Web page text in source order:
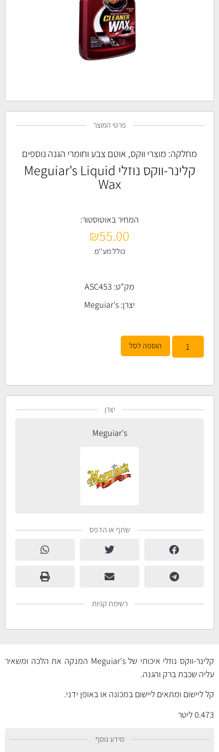
פרטי המוצר
מחלקה: מוצרי ווקס, אוטם צבע וחומרי הגנה נוספים
קלינר-ווקס נוזלי Meguiar's Liquid
Wax
המחיר באוטוסטור:
₪55.00
כולל מע''מ
מק"ט: ASC453
יצרן: Meguiar's
הוספה לסל
יצרן
Meguiar's
שתף או הדפס
רשימת קניות
קלינר-ווקס נוזלי איכותי של Meguiar's המנקה את הלכה ומשאיר
עליה שכבת ברק והגנה.
קל ליישום ומתאים ליישום במכונה או באופן ידני.
0.473 ליטר
מידע נוסף